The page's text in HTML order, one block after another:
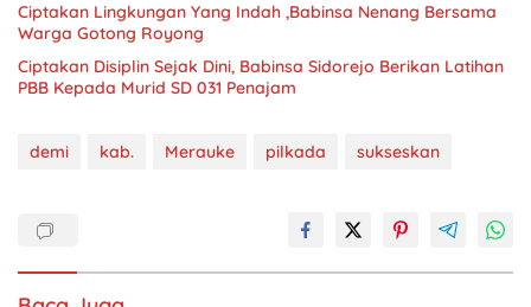
Ciptakan Lingkungan Yang Indah ,Babinsa Nenang Bersama
Warga Gotong Royong
Ciptakan Disiplin Sejak Dini, Babinsa Sidorejo Berikan Latihan
PBB Kepada Murid SD 031 Penajam
demi kab. Merauke pilkada sukseskan